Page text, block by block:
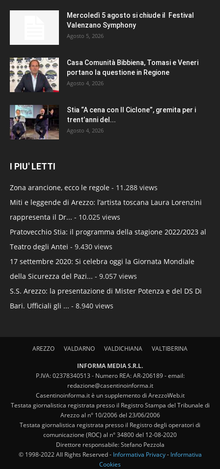
Mercoledì 5 agosto si chiude il Festival
Valenzano Symphony
Agosto 5, 2026
Casa Comunità Bibbiena, Tomasi e Veneri
portano la questione in Regione
Agosto 4, 2026
Stia “A cena con Il Ciclone”, gremita per i
trent’anni del...
Agosto 4, 2026
I PIU' LETTI
Zona arancione, ecco le regole - 11.288 views
Miti e leggende di Arezzo: l’artista toscana Laura Lorenzini
rappresenta il Dr... - 10.025 views
Pratovecchio Stia: il programma della stagione 2022/2023 al
Teatro degli Antei - 9.430 views
17 settembre 2020: Si celebra oggi la Giornata Mondiale
della Sicurezza del Pazi... - 9.057 views
S.S. Arezzo: la presentazione di Mister Potenza e del DS Di
Bari. Ufficiali gli ... - 8.940 views
AREZZO VALDARNO VALDICHIANA VALTIBERINA
INFORMA MEDIA S.R.L.
P.IVA: 02378340513 - Numero REA: AR-206189 - email:
redazione@casentinoinforma.it
Casentinoinforma.it è un supplemento di ArezzoWeb.it
Testata giornalistica registrata presso il Registro Stampa del Tribunale di
Arezzo al n° 10/2006 del 23/06/2006
Testata giornalistica registrata presso il Registro degli operatori di
comunicazione (ROC) al n° 34800 del 12-08-2020
Direttore responsabile: Stefano Pezzola
© 1998-2022 All Rights Reserved - Informativa Privacy- Informativa
Cookies